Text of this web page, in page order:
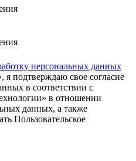
персональных данных
подтверждаю свое согласие
в соответствии с
в отношении
данных, а также
Пользовательское